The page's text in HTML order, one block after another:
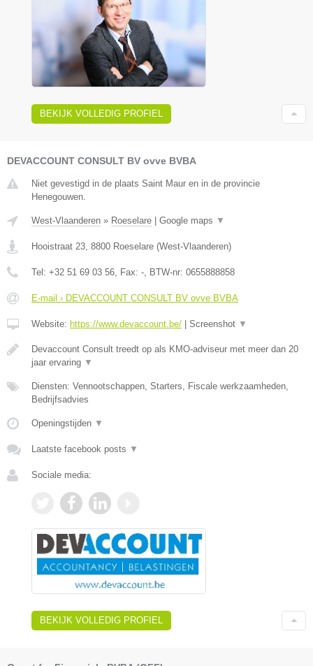
BEKIJK VOLLEDIG PROFIEL
DEVACCOUNT CONSULT BV ovve BVBA
Niet gevestigd in de plaats Saint Maur en in de provincie
Henegouwen.
West-Vlaanderen » Roeselare Google maps ▼
Hooistraat 23, 8800 Roeselare (West-Vlaanderen)
Tel: +32 51 69 03 56, Fax: -, BTW-nr: 0655888858
E-mail › DEVACCOUNT CONSULT BV ovve BVBA
Website: https://www.devaccount.be/ Screenshot ▼
Devaccount Consult treedt op als KMO-adviseur met meer dan 20
jaar ervaring ▼
Diensten: Vennootschappen, Starters, Fiscale werkzaamheden,
Bedrijfsadvies
Openingstijden ▼
Laatste facebook posts ▼
Sociale media:
BEKIJK VOLLEDIG PROFIEL